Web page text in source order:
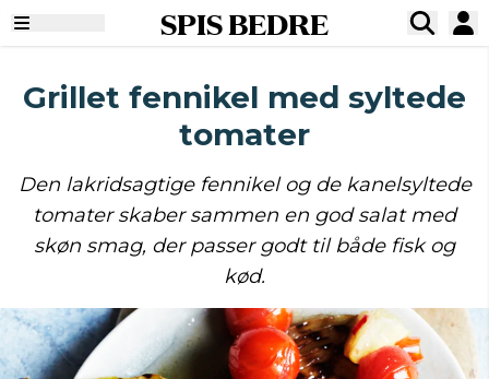
SPIS BEDRE
Grillet fennikel med syltede
tomater
Den lakridsagtige fennikel og de kanelsyltede
tomater skaber sammen en god salat med
skøn smag, der passer godt til både fisk og
kød.